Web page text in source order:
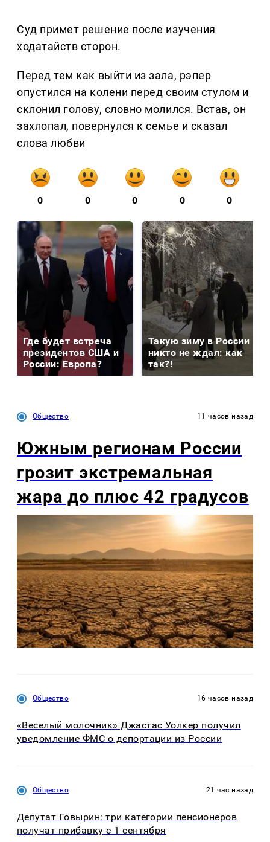
Суд примет решение после изучения
ходатайств сторон.
Перед тем как выйти из зала, рэпер
опустился на колени перед своим стулом и
склонил голову, словно молился. Встав, он
захлопал, повернулся к семье и сказал
слова любви
0 0 0 0 0
Где будет встреча
президентов США и
России: Европа?
Такую зиму в России
никто не ждал: как
так?!
Общество 11 часов назад
Южным регионам России
грозит экстремальная
жара до плюс 42 градусов
Общество 16 часов назад
«Веселый молочник» Джастас Уолкер получил
уведомление ФМС о депортации из России
Общество 21 час назад
Депутат Говырин: три категории пенсионеров
получат прибавку с 1 сентября